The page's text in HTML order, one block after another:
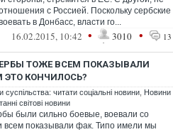
с Россией. Поскольку сербские
в Донбасс, власти го...
16.02.2015, 10:42 • 3010 • 13
ТОЖЕ ВСЕМ ПОКАЗЫВАЛИ
ЭТО КОНЧИЛОСЬ?
суспільства: читати соціальні новини Новини
світові новини
были сильно боевые, воевали со
всем показывали фак. Типо имели мы